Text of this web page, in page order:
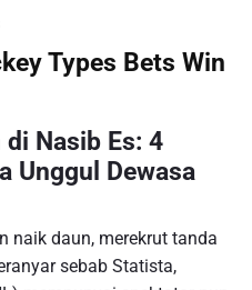
Types Bets Win
Nasib Es: 4
Unggul Dewasa
naik daun, merekrut tanda
sebab Statista,